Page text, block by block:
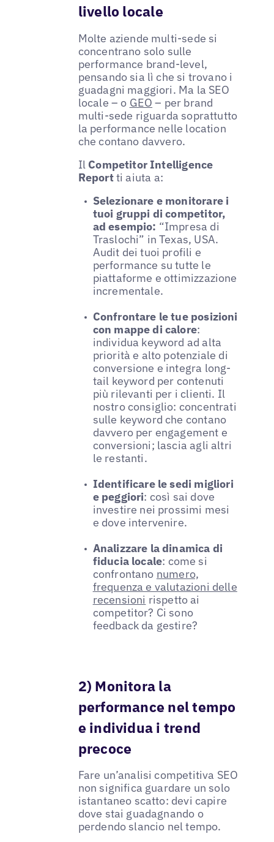
livello locale
Molte aziende multi-sede si
concentrano solo sulle
performance brand-level,
pensando sia lì che si trovano i
guadagni maggiori. Ma la SEO
locale – o GEO – per brand
multi-sede riguarda soprattutto
la performance nelle location
che contano davvero.
Il Competitor Intelligence
Reportti aiuta a:
Selezionare e monitorare i
tuoi gruppi di competitor,
ad esempio: “Impresa di
Traslochi” in Texas, USA.
Audit dei tuoi profili e
performance su tutte le
piattaforme e ottimizzazione
incrementale.
Confrontare le tue posizioni
con mappe di calore:
individua keyword ad alta
priorità e alto potenziale di
conversione e integra long-
tail keyword per contenuti
più rilevanti per i clienti. Il
nostro consiglio: concentrati
sulle keyword che contano
davvero per engagement e
conversioni; lascia agli altri
le restanti.
Identificare le sedi migliori
e peggiori: così sai dove
investire nei prossimi mesi
e dove intervenire.
Analizzare la dinamica di
fiducia locale: come si
confrontano numero,
frequenza e valutazioni delle
recensioni rispetto ai
competitor? Ci sono
feedback da gestire?
2) Monitora la
performance nel tempo
e individua i trend
precoce
Fare un’analisi competitiva SEO
non significa guardare un solo
istantaneo scatto: devi capire
dove stai guadagnando o
perdendo slancio nel tempo.